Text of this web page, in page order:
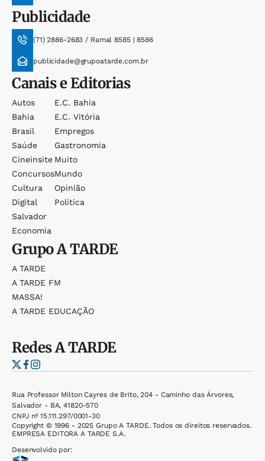
Publicidade
(71) 2886-2683 / Ramal 8585 | 8586
publicidade@grupoatarde.com.br
Canais e Editorias
Autos
Bahia
Brasil
Saúde
Cineinsite
Concursos
Cultura
Digital
Salvador
Economia
E.c. Bahia
E.c. Vitória
Empregos
Gastronomia
Muito
Mundo
Opinião
Política
GrupoA TARDE
A TARDE
A TARDE FM
MASSA!
A TARDE EDUCAÇÃO
RedesA TARDE
Rua Professor Milton Cayres de Brito, 204 - Caminho das Árvores,
Salvador - BA, 41820-570
CNPJ nº 15.111.297/0001-30
Copyright © 1996 - 2025 Grupo A TARDE. Todos os direitos reservados.
EMPRESA EDITORA A TARDE S.A.
Desenvolvido por: